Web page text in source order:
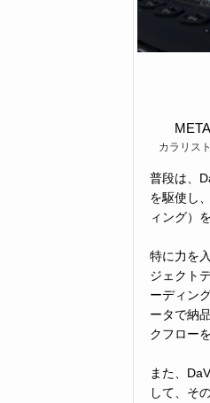
カラリス
普段は、
を駆使し
ィング）
特に力を
ジェクト
ーディン
ータで納
クフロー
また、
して、そ